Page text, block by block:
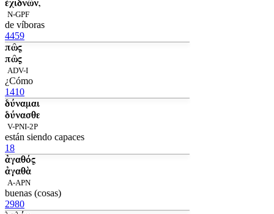
ἐχιδνῶν,
N-GPF
de víboras
4459
πῶς
πῶς
ADV-I
¿Cómo
1410
δύναμαι
δύνασθε
V-PNI-2P
están siendo capaces
18
ἀγαθός
ἀγαθὰ
A-APN
buenas (cosas)
2980